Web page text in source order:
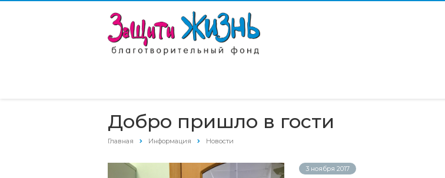
Добро пришло в гости
Главная Информация Новости
3 ноября 2017